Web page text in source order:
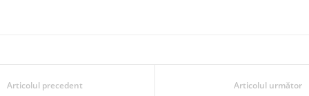
Articolul precedent Articolul următor